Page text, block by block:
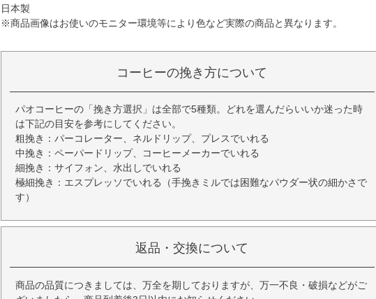
日本製
※商品画像はお使いのモニター環境等により色など実際の商品と異なります。
コーヒーの挽き方について
パオコーヒーの「挽き方選択」は全部で5種類。どれを選んだらいいか迷った時
は下記の目安を参考にしてください。
粗挽き：パーコレーター、ネルドリップ、プレスでいれる
中挽き：ペーパードリップ、コーヒーメーカーでいれる
細挽き：サイフォン、水出しでいれる
極細挽き：エスプレッソでいれる（手挽きミルでは困難なパウダー状の細かさで
す）
返品・交換について
商品の品質につきましては、万全を期しておりますが、万一不良・破損などがご